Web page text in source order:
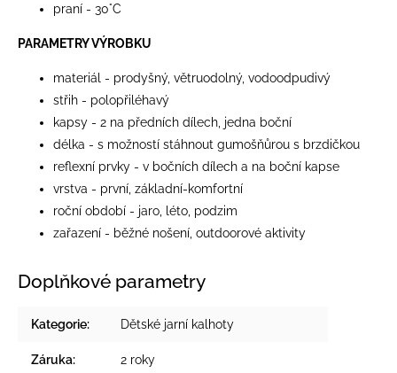
praní - 30°C
PARAMETRY VÝROBKU
materiál - prodyšný, větruodolný, vodoodpudivý
střih - polopřiléhavý
kapsy - 2 na předních dílech, jedna boční
délka - s možností stáhnout gumošňůrou s brzdičkou
reflexní prvky - v bočních dílech a na boční kapse
vrstva - první, základní-komfortní
roční období - jaro, léto, podzim
zařazení - běžné nošení, outdoorové aktivity
Doplňkové parametry
Kategorie: Dětské jarní kalhoty
Záruka: 2 roky